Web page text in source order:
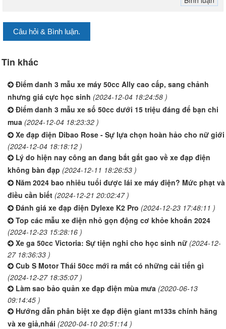
Câu hỏi & Bình luận.
Tin khác
Điểm danh 3 mẫu xe máy 50cc Ally cao cấp, sang chảnh
nhưng giá cực học sinh (2024-12-04 18:24:58 )
Điểm danh 3 mẫu xe số 50cc dưới 15 triệu đáng để bạn chi
mua (2024-12-04 18:23:32 )
Xe đạp điện Dibao Rose - Sự lựa chọn hoàn hảo cho nữ giới
(2024-12-04 18:18:12 )
Lý do hiện nay công an đang bắt gắt gao về xe đạp điện
không bàn đạp (2024-12-11 18:26:53 )
Năm 2024 bao nhiêu tuổi được lái xe máy điện? Mức phạt và
điều cần biết (2024-12-21 20:02:47 )
Đánh giá xe đạp điện Dylexe K2 Pro (2024-12-23 17:48:11 )
Top các mẫu xe điện nhỏ gọn động cơ khỏe khoắn 2024
(2024-12-23 15:28:16 )
Xe ga 50cc Victoria: Sự tiện nghi cho học sinh nữ (2024-12-
27 18:36:33 )
Cub S Motor Thái 50cc mới ra mắt có những cải tiến gì
(2024-12-27 18:35:07 )
Làm sao bảo quản xe đạp điện mùa mưa (2020-06-13
09:14:45 )
Hướng dẫn phân biệt xe đạp điện giant m133s chính hãng
và xe giả,nhái (2020-04-10 20:51:14 )